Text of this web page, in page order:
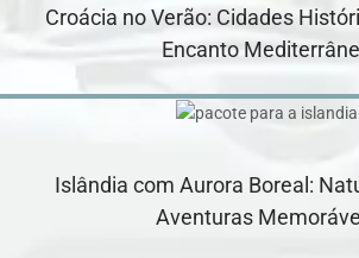
Croácia no Verão: Cidades
Encanto
Islândia com Aurora Boreal:
Aventuras